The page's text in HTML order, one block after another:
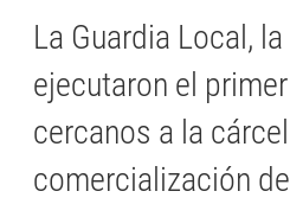
La Guardia Local,
ejecutaron el
cercanos a la
comercialización